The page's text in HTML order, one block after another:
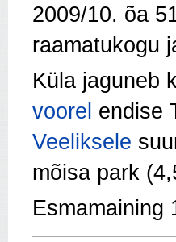
2009/10. õa
raamatukogu
Küla jaguneb
voorel endise
Veeliksele
mõisa park
Esmamaining